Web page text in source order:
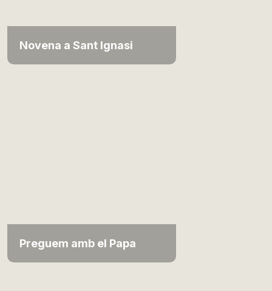
Novena a Sant Ignasi
Preguem amb el Papa